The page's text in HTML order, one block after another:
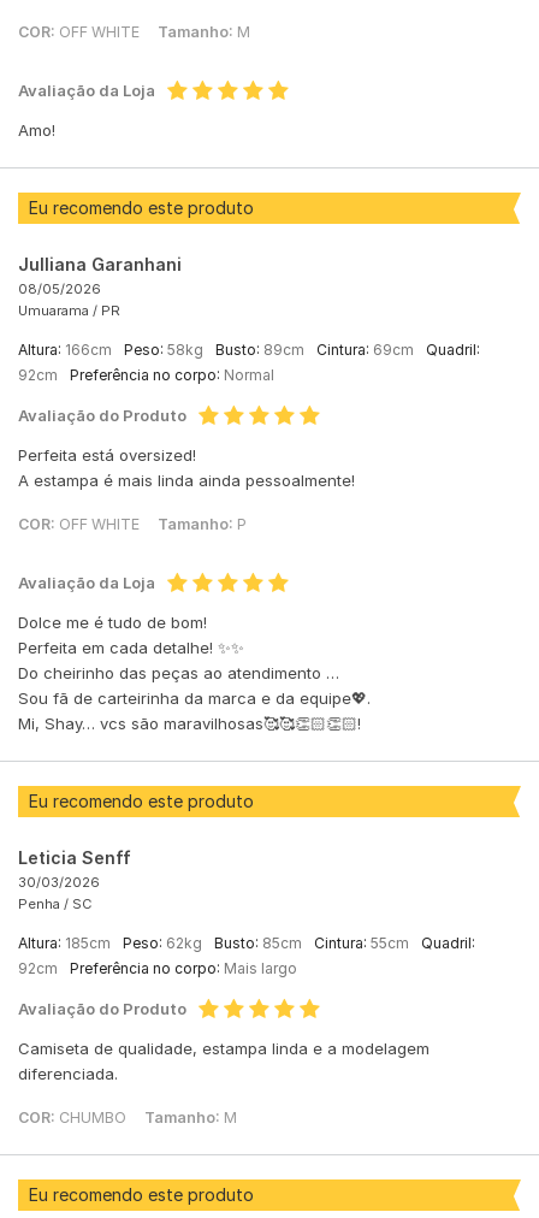
COR: OFF WHITE Tamanho: M
Avaliação da Loja
Amo!
Eu recomendo este produto
Julliana Garanhani
08/05/2026
Umuarama / PR
Altura: 166cm Peso: 58kg Busto: 89cm Cintura: 69cm
Quadril:
92cm
Preferência no corpo: Normal
Avaliação do Produto
Perfeita está oversized!
A estampa é mais linda ainda pessoalmente!
COR: OFF WHITE Tamanho: P
Avaliação da Loja
Dolce me é tudo de bom!
Perfeita em cada detalhe! ✨✨
Do cheirinho das peças ao atendimento …
Sou fã de carteirinha da marca e da equipe💖.
Mi, Shay… vcs são maravilhosas🥰🥰👏🏻👏🏻!
Eu recomendo este produto
Leticia Senff
30/03/2026
Penha / SC
Altura: 185cm Peso: 62kg Busto: 85cm Cintura: 55cm
Quadril:
92cm
Preferência no corpo: Mais largo
Avaliação do Produto
Camiseta de qualidade, estampa linda e a modelagem
diferenciada.
COR: CHUMBO Tamanho: M
Eu recomendo este produto